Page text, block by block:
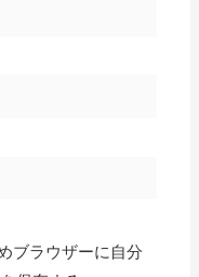
ブラウザーに自分